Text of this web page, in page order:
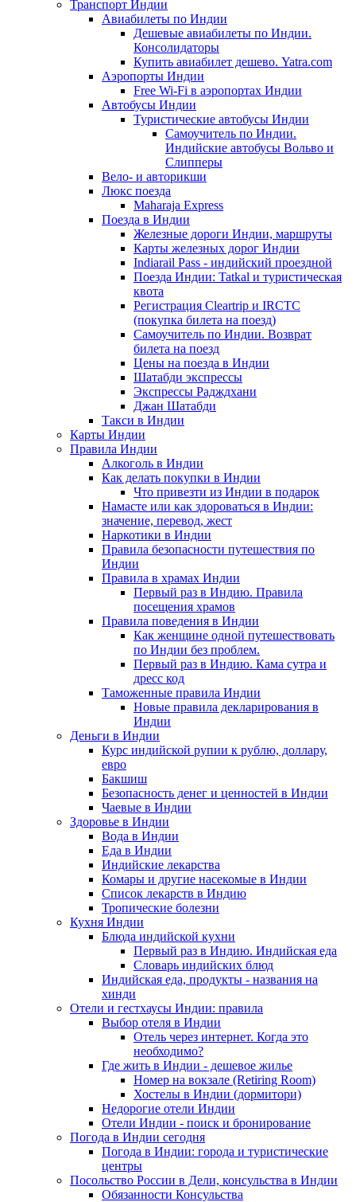
Транспорт Индии
Авиабилеты по Индии
Дешевые авиабилеты по Индии.
Консолидаторы
Купить авиабилет дешево. Yatra.com
Аэропорты Индии
Free Wi-Fi в аэропортах Индии
Автобусы Индии
Туристические автобусы Индии
Самоучитель по Индии.
Индийские автобусы Вольво и
Слипперы
Вело- и авторикши
Люкс поезда
Maharaja Express
Поезда в Индии
Железные дороги Индии, маршруты
Карты железных дорог Индии
Indiarail Pass - индийский проездной
Поезда Индии: Tatkal и туристическая
квота
Регистрация Сleartrip и IRCTC
(покупка билета на поезд)
Самоучитель по Индии. Возврат
билета на поезд
Цены на поезда в Индии
Шатабди экспрессы
Экспрессы Радждхани
Джан Шатабди
Такси в Индии
Карты Индии
Правила Индии
Алкоголь в Индии
Как делать покупки в Индии
Что привезти из Индии в подарок
Намасте или как здороваться в Индии:
значение, перевод, жест
Наркотики в Индии
Правила безопасности путешествия по
Индии
Правила в храмах Индии
Первый раз в Индию. Правила
посещения храмов
Правила поведения в Индии
Как женщине одной путешествовать
по Индии без проблем.
Первый раз в Индию. Кама сутра и
дресс код
Таможенные правила Индии
Новые правила декларирования в
Индии
Деньги в Индии
Курс индийской рупии к рублю, доллару,
евро
Бакшиш
Безопасность денег и ценностей в Индии
Чаевые в Индии
Здоровье в Индии
Вода в Индии
Еда в Индии
Индийские лекарства
Комары и другие насекомые в Индии
Список лекарств в Индию
Тропические болезни
Кухня Индии
Блюда индийской кухни
Первый раз в Индию. Индийская еда
Словарь индийских блюд
Индийская еда, продукты - названия на
хинди
Отели и гестхаусы Индии: правила
Выбор отеля в Индии
Отель через интернет. Когда это
необходимо?
Где жить в Индии - дешевое жилье
Номер на вокзале (Retiring Room)
Хостелы в Индии (дормитори)
Недорогие отели Индии
Отели Индии - поиск и бронирование
Погода в Индии сегодня
Погода в Индии: города и туристические
центры
Посольство России в Дели, консульства в Индии
Обязанности Консульства